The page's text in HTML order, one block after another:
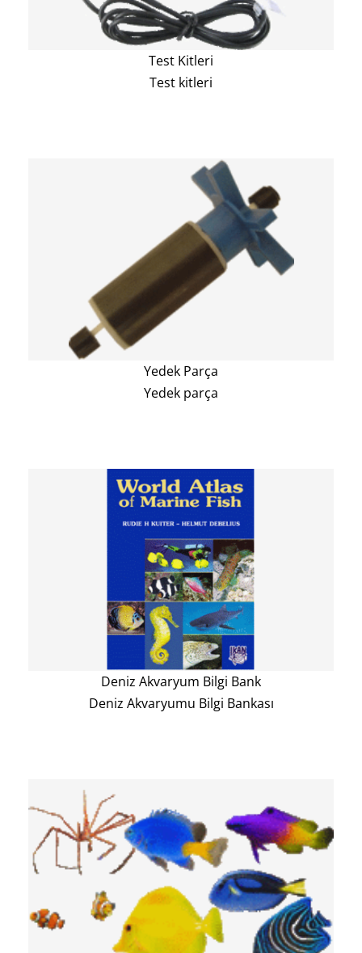
Test Kitleri
Test kitleri
Yedek Parça
Yedek parça
Deniz Akvaryum Bilgi Bank
Deniz Akvaryumu Bilgi Bankası